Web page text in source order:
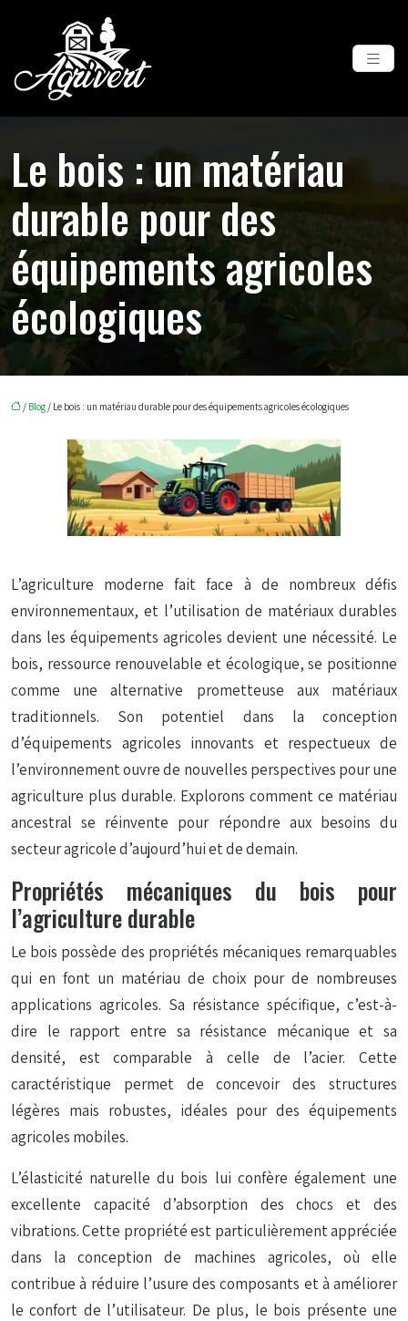
Le bois : un matériau
durable pour des
équipements agricoles
écologiques
/ Blog / Le bois : un matériau durable pour des équipements agricoles écologiques
L’agriculture moderne fait face à de nombreux défis
environnementaux, et l’utilisation de matériaux durables
dans les équipements agricoles devient une nécessité. Le
bois, ressource renouvelable et écologique, se positionne
comme une alternative prometteuse aux matériaux
traditionnels. Son potentiel dans la conception
d’équipements agricoles innovants et respectueux de
l’environnement ouvre de nouvelles perspectives pour une
agriculture plus durable. Explorons comment ce matériau
ancestral se réinvente pour répondre aux besoins du
secteur agricole d’aujourd’hui et de demain.
Propriétés mécaniques du bois pour
l’agriculture durable
Le bois possède des propriétés mécaniques remarquables
qui en font un matériau de choix pour de nombreuses
applications agricoles. Sa résistance spécifique, c’est-à-
dire le rapport entre sa résistance mécanique et sa
densité, est comparable à celle de l’acier. Cette
caractéristique permet de concevoir des structures
légères mais robustes, idéales pour des équipements
agricoles mobiles.
L’élasticité naturelle du bois lui confère également une
excellente capacité d’absorption des chocs et des
vibrations. Cette propriété est particulièrement appréciée
dans la conception de machines agricoles, où elle
contribue à réduire l’usure des composants et à améliorer
le confort de l’utilisateur. De plus, le bois présente une